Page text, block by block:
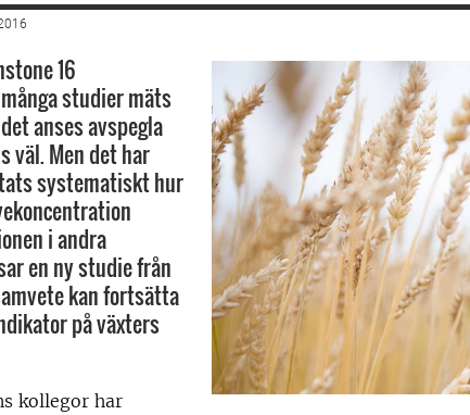
16
studier mäts
anses avspegla
väl. Men det har
systematiskt hur
i andra
en ny studie från
kan fortsätta
på växters
kollegor har